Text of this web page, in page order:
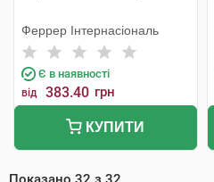
Феррер Інтернасіональ
Є в наявності
від 383.40 грн
КУПИТИ